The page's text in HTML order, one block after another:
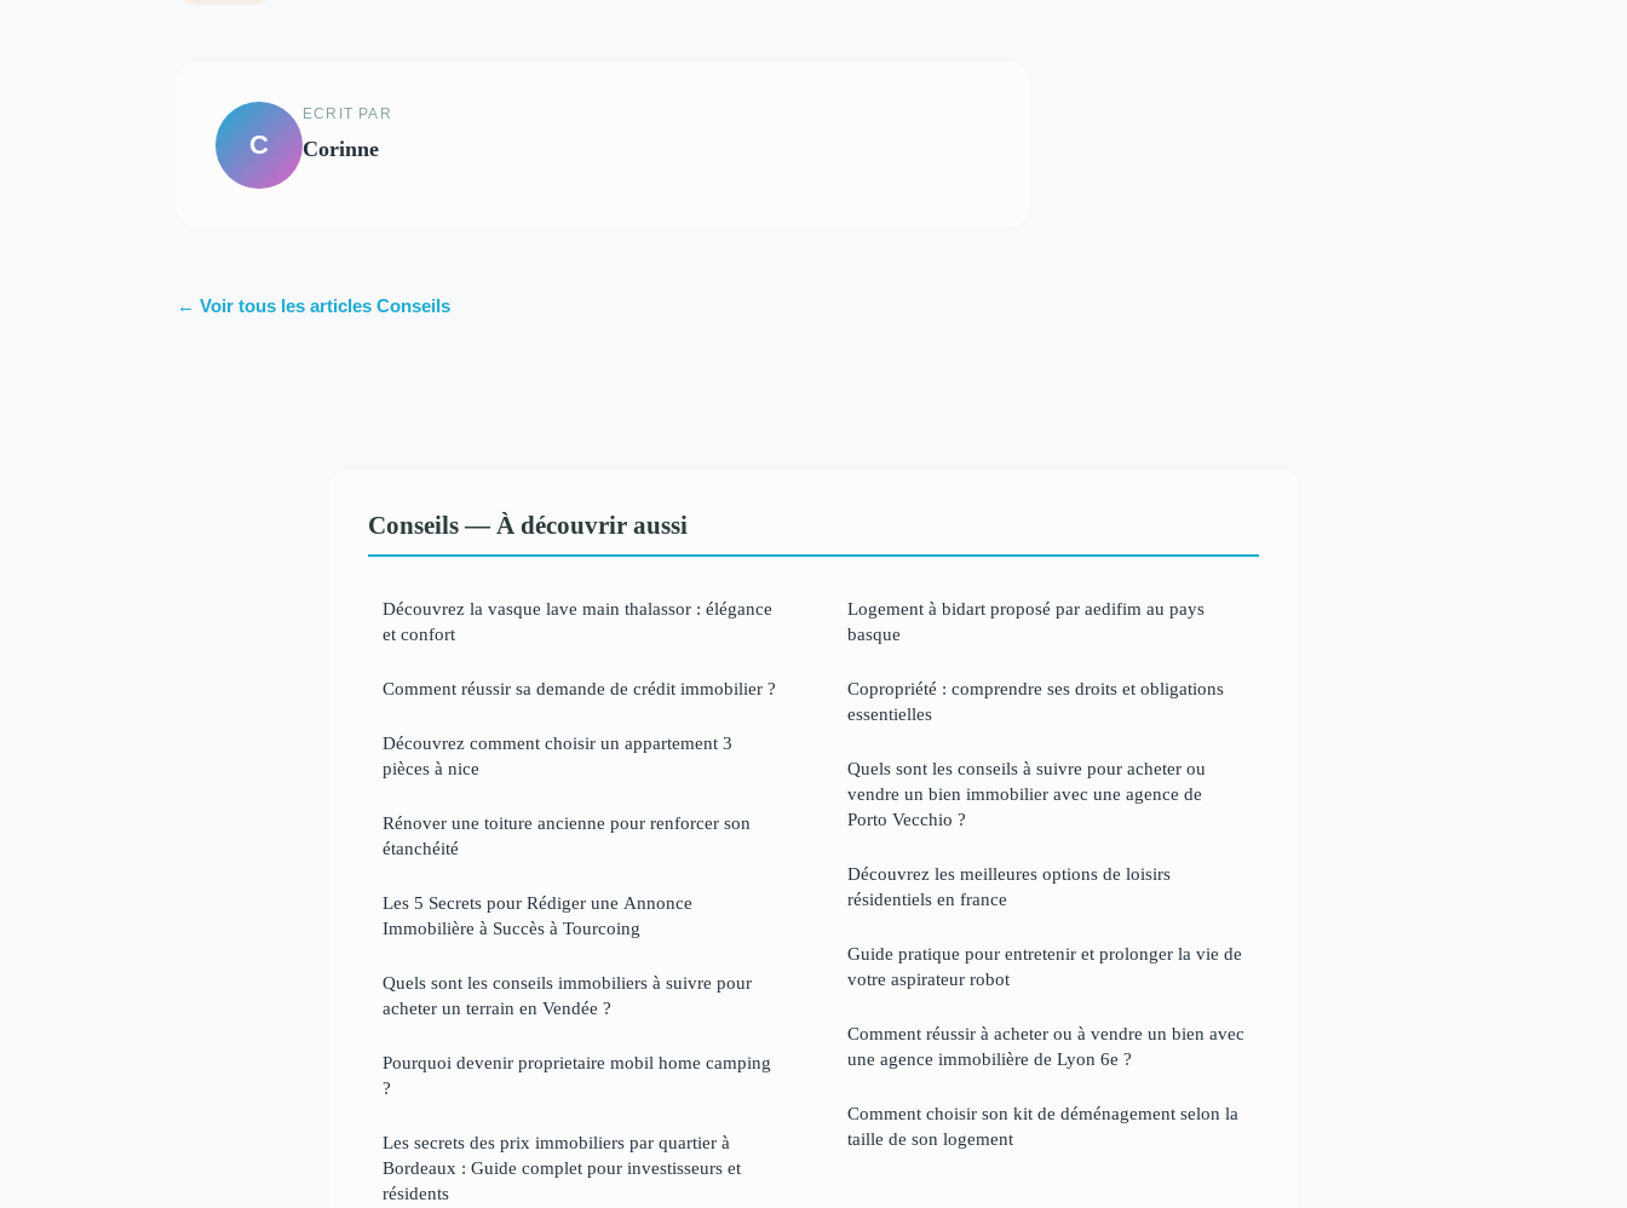
C
ECRIT PAR
Corinne
← Voir tous les articles Conseils
Conseils — À découvrir aussi
Découvrez la vasque lave main thalassor : élégance
et confort
Comment réussir sa demande de crédit immobilier ?
Découvrez comment choisir un appartement 3
pièces à nice
Rénover une toiture ancienne pour renforcer son
étanchéité
Les 5 Secrets pour Rédiger une Annonce
Immobilière à Succès à Tourcoing
Quels sont les conseils immobiliers à suivre pour
acheter un terrain en Vendée ?
Pourquoi devenir proprietaire mobil home camping
?
Les secrets des prix immobiliers par quartier à
Bordeaux : Guide complet pour investisseurs et
résidents
Logement à bidart proposé par aedifim au pays
basque
Copropriété : comprendre ses droits et obligations
essentielles
Quels sont les conseils à suivre pour acheter ou
vendre un bien immobilier avec une agence de
Porto Vecchio ?
Découvrez les meilleures options de loisirs
résidentiels en france
Guide pratique pour entretenir et prolonger la vie de
votre aspirateur robot
Comment réussir à acheter ou à vendre un bien avec
une agence immobilière de Lyon 6e ?
Comment choisir son kit de déménagement selon la
taille de son logement